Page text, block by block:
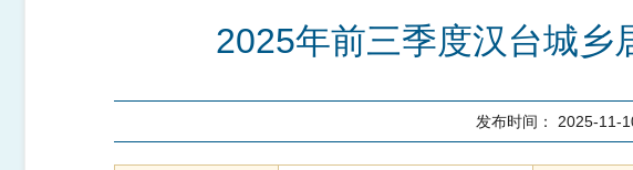
2025年前三季度汉台城乡
发布时间： 2025-11-